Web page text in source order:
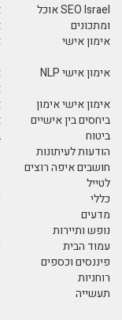
SEO Israel אוכל
ומתכונים
אימון אישי
אימון אישי NLP
אימון אישי אימון
ביחסים בין אישיים
ביטוח
הודעות לעיתונות
חושבים איפה רוצים
לטייל
כללי
מדעים
נופש ותיירות
עמוד הבית
פיננסים וכספים
רוחניות
תעשייה